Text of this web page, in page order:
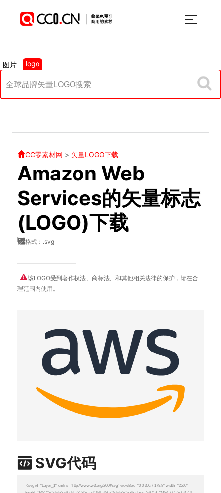
图片 logo
CC零素材网 > 矢量LOGO下载
Amazon Web
Services的矢量标志
(LOGO)下载
格式：.svg
该LOGO受到著作权法、商标法、和其他相关法律的保护，请在合
理范围内使用。
SVG代码